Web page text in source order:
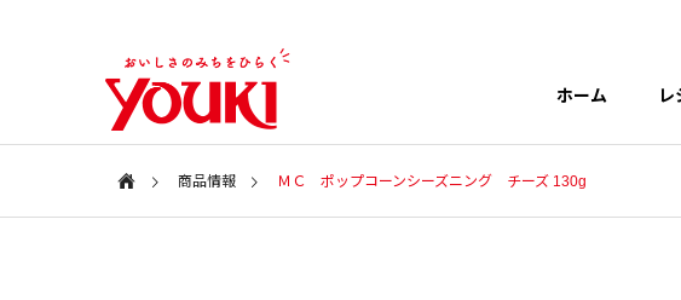
ホーム レ
商品情報 ＭＣ ポップコーンシーズニング チーズ 130g